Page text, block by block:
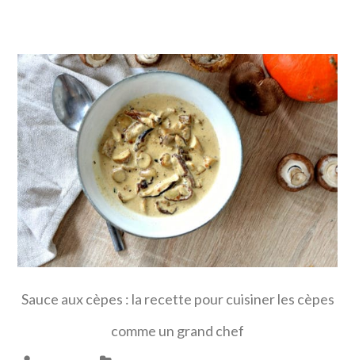
Sauce aux cèpes : la recette pour cuisiner les cèpes
comme un grand chef